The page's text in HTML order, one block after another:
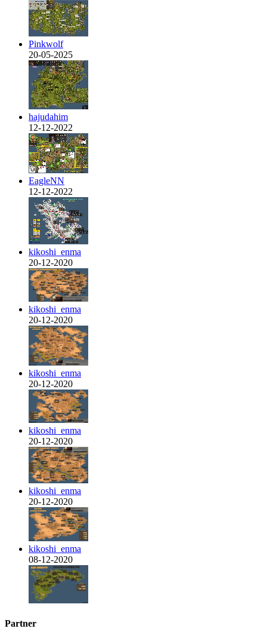
Pinkwolf
20-05-2025
hajudahim
12-12-2022
EagleNN
12-12-2022
kikoshi_enma
20-12-2020
kikoshi_enma
20-12-2020
kikoshi_enma
20-12-2020
kikoshi_enma
20-12-2020
kikoshi_enma
20-12-2020
kikoshi_enma
08-12-2020
Partner